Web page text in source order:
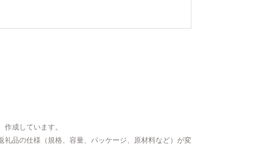
成しています。
品の仕様（規格、容量、パッケージ、原材料など）が変